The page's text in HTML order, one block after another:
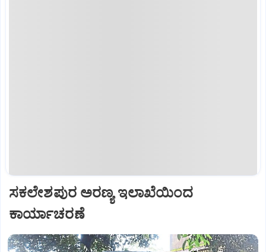
ಸಕಲೇಶಪುರ ಅರಣ್ಯ ಇಲಾಖೆಯಿಂದ
ಕಾರ್ಯಾಚರಣೆ